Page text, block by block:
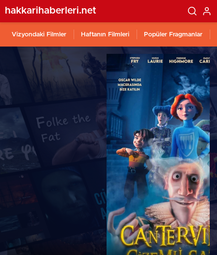
hakkarihaberleri.net
Vizyondaki Filmler Haftanın Filmleri Popüler Fragmanlar